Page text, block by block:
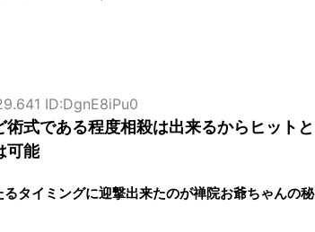
ID:DgnE8iPu0
式である程度相殺は出来るからヒットと
可能
タイミングに迎撃出来たのが禅院お爺ちゃんの秘